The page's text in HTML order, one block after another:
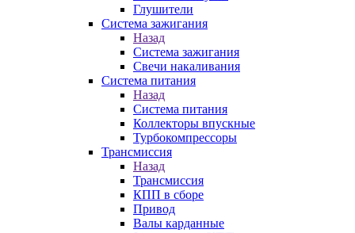
Глушители
Система зажигания
Назад
Система зажигания
Свечи накаливания
Система питания
Назад
Система питания
Коллекторы впускные
Турбокомпрессоры
Трансмиссия
Назад
Трансмиссия
КПП в сборе
Привод
Валы карданные